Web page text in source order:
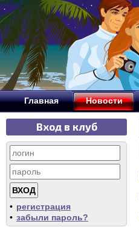
Главная Новости
Вход в клуб
• регистрация
• забыли пароль?